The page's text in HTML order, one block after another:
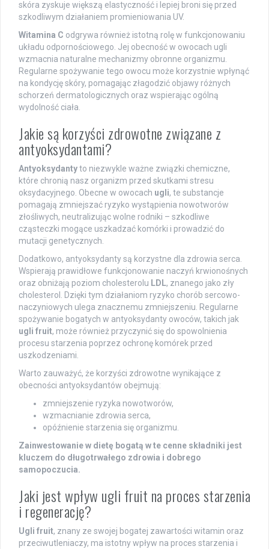
skóra zyskuje większą elastyczność i lepiej broni się przed
szkodliwym działaniem promieniowania UV.
Witamina C odgrywa również istotną rolę w funkcjonowaniu
układu odpornościowego. Jej obecność w owocach ugli
wzmacnia naturalne mechanizmy obronne organizmu.
Regularne spożywanie tego owocu może korzystnie wpłynąć
na kondycję skóry, pomagając złagodzić objawy różnych
schorzeń dermatologicznych oraz wspierając ogólną
wydolność ciała.
Jakie są korzyści zdrowotne związane z
antyoksydantami?
Antyoksydantyto niezwykle ważne związki chemiczne,
które chronią nasz organizm przed skutkami stresu
oksydacyjnego. Obecne w owocach ugli, te substancje
pomagają zmniejszać ryzyko wystąpienia nowotworów
złośliwych, neutralizując wolne rodniki – szkodliwe
cząsteczki mogące uszkadzać komórki i prowadzić do
mutacji genetycznych.
Dodatkowo, antyoksydanty są korzystne dla zdrowia serca.
Wspierają prawidłowe funkcjonowanie naczyń krwionośnych
oraz obniżają poziom cholesterolu LDL, znanego jako zły
cholesterol. Dzięki tym działaniom ryzyko chorób sercowo-
naczyniowych ulega znacznemu zmniejszeniu. Regularne
spożywanie bogatych w antyoksydanty owoców, takich jak
ugli fruit, może również przyczynić się do spowolnienia
procesu starzenia poprzez ochronę komórek przed
uszkodzeniami.
Warto zauważyć, że korzyści zdrowotne wynikające z
obecności antyoksydantów obejmują:
zmniejszenie ryzyka nowotworów,
wzmacnianie zdrowia serca,
opóźnienie starzenia się organizmu.
Zainwestowanie w dietę bogatą w te cenne składniki jest
kluczem do długotrwałego zdrowia i dobrego
samopoczucia.
Jaki jest wpływ ugli fruit na proces starzenia
i regenerację?
Ugli fruit, znany ze swojej bogatej zawartości witamin oraz
przeciwutleniaczy, ma istotny wpływ na proces starzenia i